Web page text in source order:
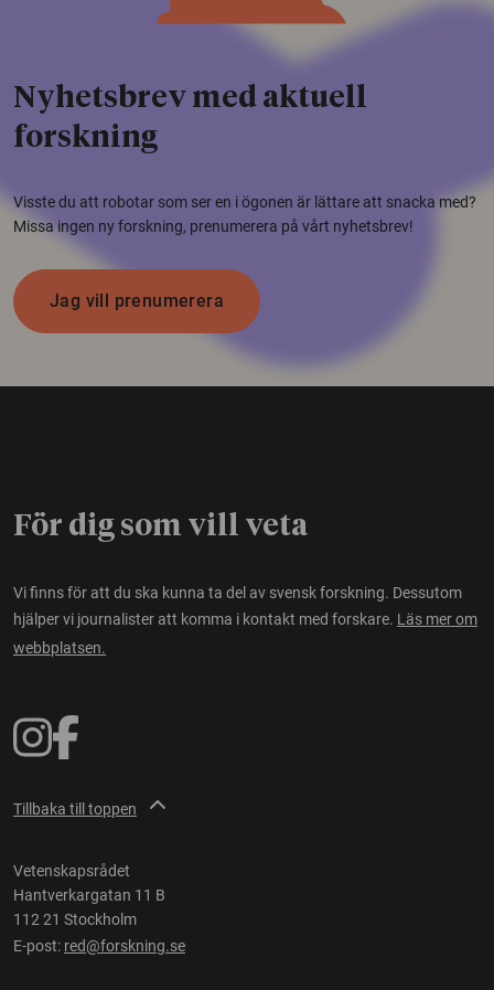
Nyhetsbrev med aktuell
forskning
Visste du att robotar som ser en i ögonen är lättare att snacka med?
Missa ingen ny forskning, prenumerera på vårt nyhetsbrev!
Jag vill prenumerera
För dig som vill veta
Vi finns för att du ska kunna ta del av svensk forskning. Dessutom
hjälper vi journalister att komma i kontakt med forskare. Läs mer om
webbplatsen.
Tillbaka till toppen
Vetenskapsrådet
Hantverkargatan 11 B
112 21 Stockholm
E-post: red@forskning.se